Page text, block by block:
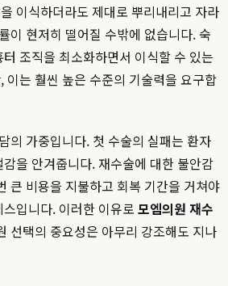
이식하더라도 제대로 뿌리내리고 자라
이 현저히 떨어질 수밖에 없습니다. 숙
조직을 최소화하면서 이식할 수 있는
이는 훨씬 높은 수준의 기술력을 요구합
의 가중입니다. 첫 수술의 실패는 환자
을 안겨줍니다. 재수술에 대한 불안감
큰 비용을 지불하고 회복 기간을 거쳐야
입니다. 이러한 이유로 모엠의원 재수
선택의 중요성은 아무리 강조해도 지나